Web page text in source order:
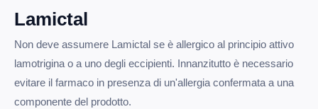
Lamictal
Non deve assumere Lamictal se è allergico al principio attivo
lamotrigina o a uno degli eccipienti. Innanzitutto è necessario
evitare il farmaco in presenza di un'allergia confermata a una
componente del prodotto.